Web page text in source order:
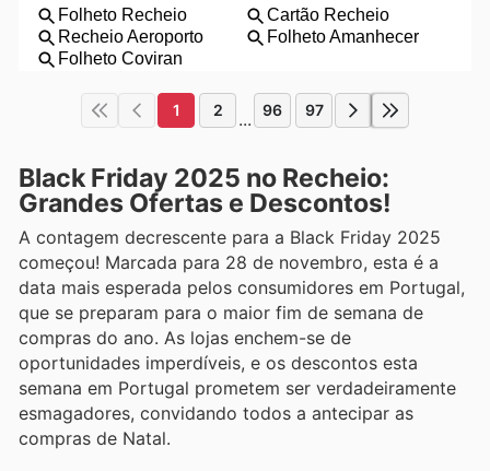
1 2 ... 96 97
Black Friday 2025 no Recheio:
Grandes Ofertas e Descontos!
A contagem decrescente para a Black Friday 2025
começou! Marcada para 28 de novembro, esta é a
data mais esperada pelos consumidores em Portugal,
que se preparam para o maior fim de semana de
compras do ano. As lojas enchem-se de
oportunidades imperdíveis, e os descontos esta
semana em Portugal prometem ser verdadeiramente
esmagadores, convidando todos a antecipar as
compras de Natal.